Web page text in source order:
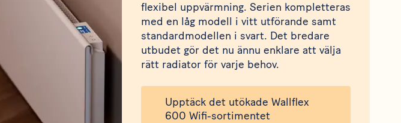
flexibel uppvärmning. Serien kompletteras
med en låg modell i vitt utförande samt
standardmodellen i svart. Det bredare
utbudet gör det nu ännu enklare att välja
rätt radiator för varje behov.
Upptäck det utökade Wallflex
600 Wifi-sortimentet